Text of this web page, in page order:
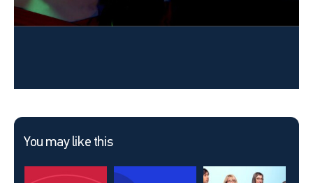
Cast: Luis Peña, José Chinchillaz, Juan Muro, Roberto López
You may like this